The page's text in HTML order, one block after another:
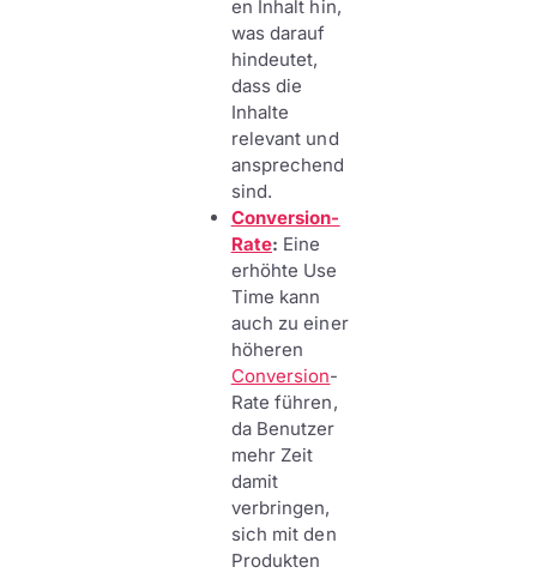
en Inhalt hin,
was darauf
hindeutet,
dass die
Inhalte
relevant und
ansprechend
sind.
Conversion-
Rate: Eine
erhöhte Use
Time kann
auch zu einer
höheren
Conversion-
Rate führen,
da Benutzer
mehr Zeit
damit
verbringen,
sich mit den
Produkten